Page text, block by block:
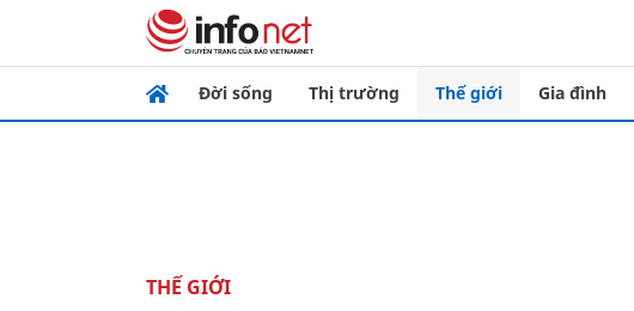
Đời sống Thị trường Thế giới Gia đình
THẾ GIỚI